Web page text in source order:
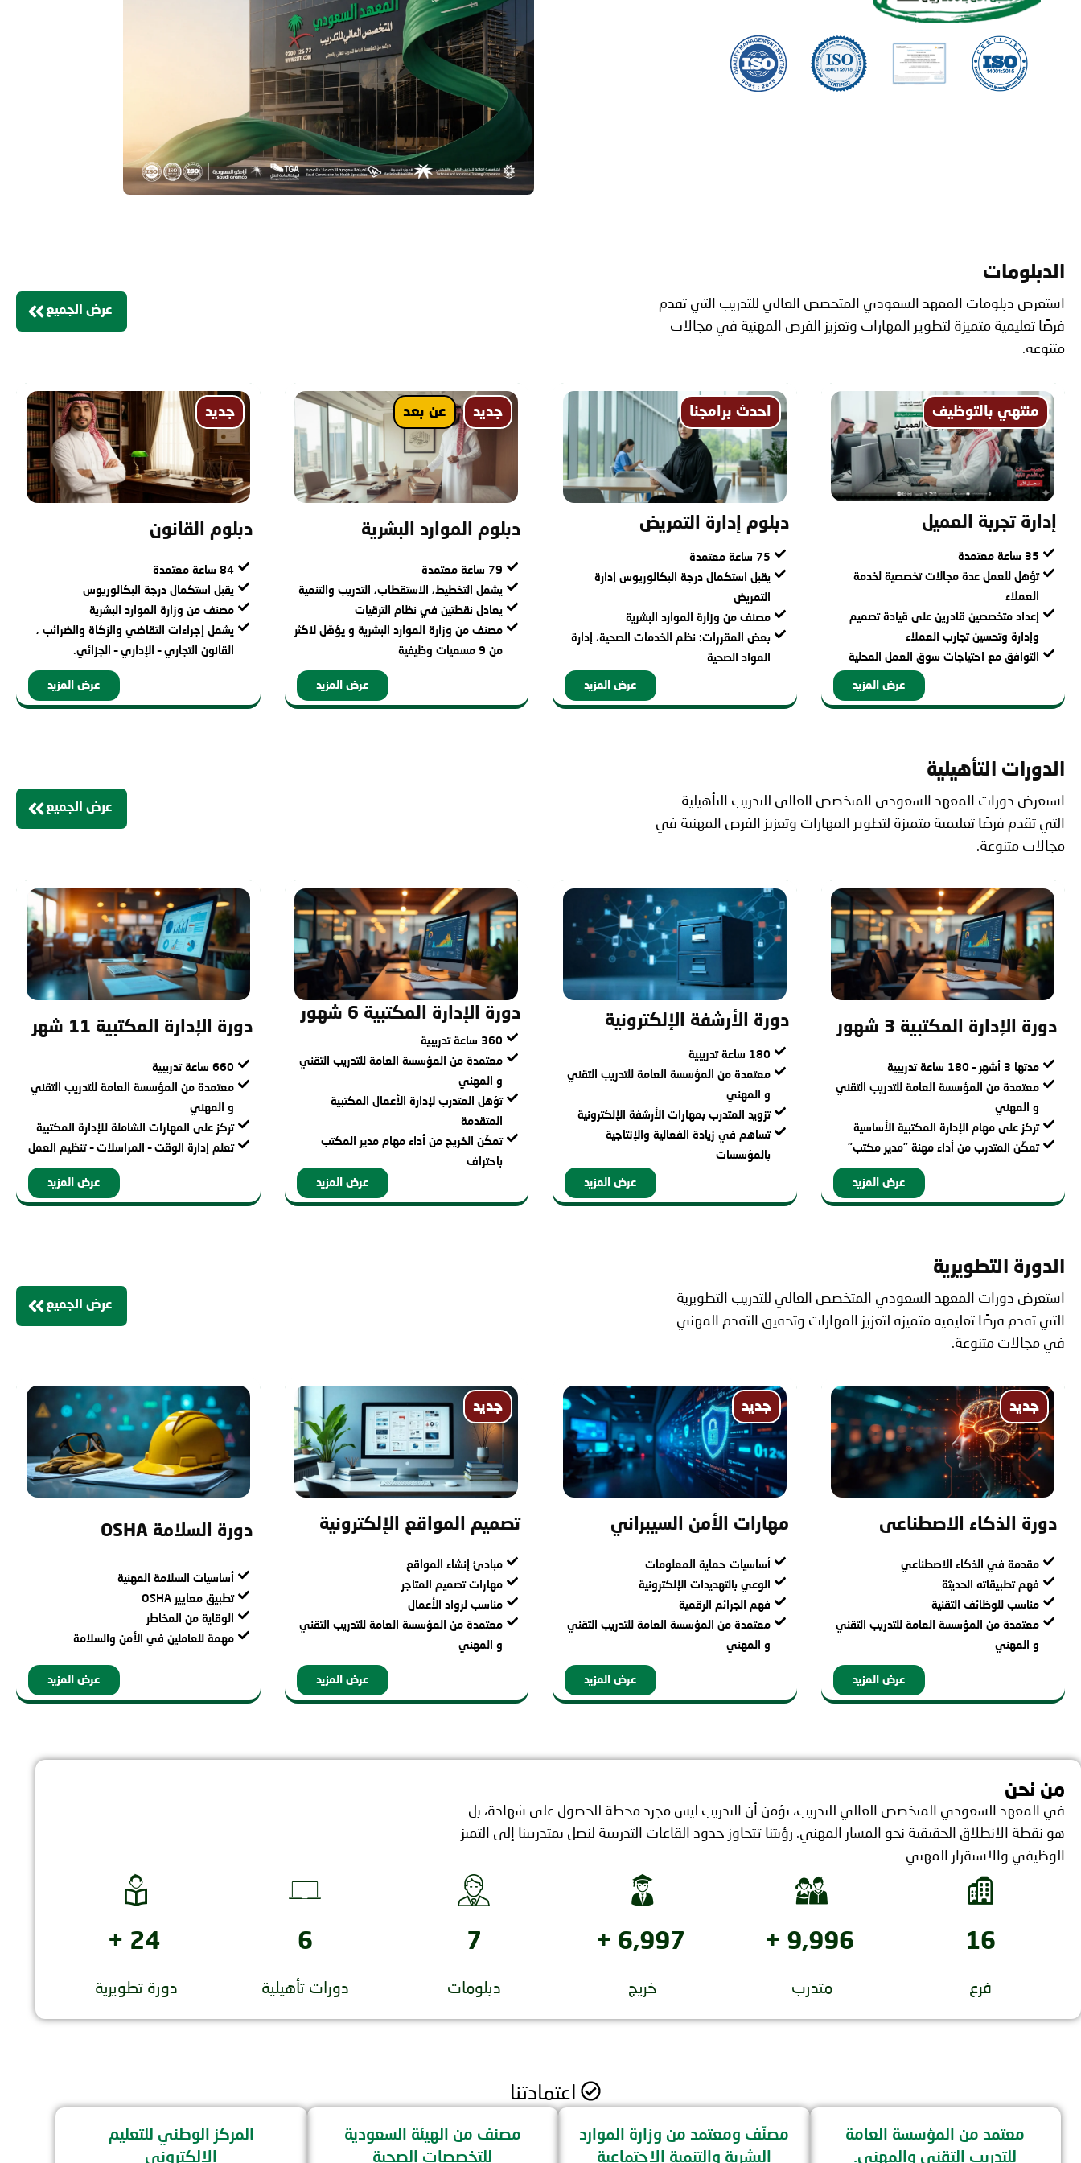
الدبلومات
استعرض دبلومات المعهد السعودي المتخصص العالي للتدريب التي تقدم
فرصًا تعليمية متميزة لتطوير المهارات وتعزيز الفرص المهنية في مجالات
متنوعة.
عرض الجميع
منتهي بالتوظيف
إدارة تجربة العميل
35 ساعة معتمدة
تؤهل للعمل عدة مجالات تخصصية لخدمة
العملاء
إعداد متخصصين قادرين على قيادة تصميم
وإدارة وتحسين تجارب العملاء
التوافق مع احتياجات سوق العمل المحلية
عرض المزيد
احدث برامجنا
دبلوم إدارة التمريض
75 ساعة معتمدة
يقبل استكمال درجة البكالوريوس إدارة
التمريض
مصنف من وزارة الموارد البشرية
بعض المقررات: نظم الخدمات الصحية، إدارة
المواد الصحية
عرض المزيد
جديد عن بعد
دبلوم الموارد البشرية
79 ساعة معتمدة
يشمل التخطيط، الاستقطاب، التدريب والتنمية
يعادل نقطتين في نظام الترقيات
مصنف من وزارة الموارد البشرية و يؤهّل لاكثر
من 9 مسميات وظيفية
عرض المزيد
جديد
دبلوم القانون
84 ساعة معتمدة
يقبل استكمال درجة البكالوريوس
مصنف من وزارة الموارد البشرية
يشمل إجراءات التقاضي والزكاة والضرائب ،
القانون التجاري – الإداري – الجزائي.
عرض المزيد
الدورات التأهيلية
استعرض دورات المعهد السعودي المتخصص العالي للتدريب التأهيلية
التي تقدم فرصًا تعليمية متميزة لتطوير المهارات وتعزيز الفرص المهنية في
مجالات متنوعة.
عرض الجميع
دورة الإدارة المكتبية 3 شهور
مدتها 3 أشهر – 180 ساعة تدريبية
معتمدة من المؤسسة العامة للتدريب التقني
و المهني
تركز على مهام الإدارة المكتبية الأساسية
تمكّن المتدرب من أداء مهنة "مدير مكتب"
عرض المزيد
دورة الأرشفة الإلكترونية
180 ساعة تدريبية
معتمدة من المؤسسة العامة للتدريب التقني
و المهني
تزويد المتدرب بمهارات الأرشفة الإلكترونية
تساهم في زيادة الفعالية والإنتاجية
بالمؤسسات
عرض المزيد
دورة الإدارة المكتبية 6 شهور
360 ساعة تدريبية
معتمدة من المؤسسة العامة للتدريب التقني
و المهني
تؤهل المتدرب لإدارة الأعمال المكتبية
المتقدمة
تمكّن الخريج من أداء مهام مدير المكتب
باحتراف
عرض المزيد
دورة الإدارة المكتبية 11 شهر
660 ساعة تدريبية
معتمدة من المؤسسة العامة للتدريب التقني
و المهني
تركز على المهارات الشاملة للإدارة المكتبية
تعلم إدارة الوقت – المراسلات – تنظيم العمل
عرض المزيد
الدورة التطويرية
استعرض دورات المعهد السعودي المتخصص العالي للتدريب التطويرية
التي تقدم فرصًا تعليمية متميزة لتعزيز المهارات وتحقيق التقدم المهني
في مجالات متنوعة.
عرض الجميع
جديد
دورة الذكاء الاصطناعى
مقدمة في الذكاء الاصطناعي
فهم تطبيقاته الحديثة
مناسب للوظائف التقنية
معتمدة من المؤسسة العامة للتدريب التقني
و المهني
عرض المزيد
جديد
مهارات الأمن السيبراني
أساسيات حماية المعلومات
الوعي بالتهديدات الإلكترونية
فهم الجرائم الرقمية
معتمدة من المؤسسة العامة للتدريب التقني
و المهني
عرض المزيد
جديد
تصميم المواقع الإلكترونية
مبادئ إنشاء المواقع
مهارات تصميم المتاجر
مناسب لرواد الأعمال
معتمدة من المؤسسة العامة للتدريب التقني
و المهني
عرض المزيد
دورة السلامة OSHA
أساسيات السلامة المهنية
تطبيق معايير OSHA
الوقاية من المخاطر
مهمة للعاملين في الأمن والسلامة
عرض المزيد
من نحن
في المعهد السعودي المتخصص العالي للتدريب، نؤمن أن التدريب ليس مجرد محطة للحصول على شهادة، بل
هو نقطة الانطلاق الحقيقية نحو المسار المهني. رؤيتنا تتجاوز حدود القاعات التدريبية لنصل بمتدربينا إلى التميز
الوظيفي والاستقرار المهني
25
+
دورة تطويرية
7
دورات تأهيلية
8
دبلومات
7,000
+
خريج
10,000
+
متدرب
17
فرع
اعتمادتنا
معتمد من المؤسسة العامة
للتدريب التقني والمهني.
مصنّف ومعتمد من وزارة الموارد
البشرية والتنمية الاجتماعية
مصنف من الهيئة السعودية
للتخصصات الصحية
المركز الوطني للتعليم
الالكتروني